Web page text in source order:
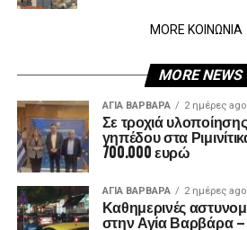
MORE ΚΟΙΝΩΝΙΑ
MORE NEWS
ΑΓΙΑ ΒΑΡΒΑΡΑ 2 ημέρες ago
Σε τροχιά
γηπέδου στα
700.000 ευρώ
ΑΓΙΑ ΒΑΡΒΑΡΑ 2 ημέρες ago
Καθημερινές
στην Αγία Βαρβάρα –